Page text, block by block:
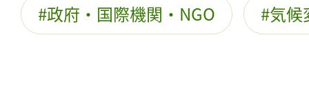
政府・国際機関・NGO 気候